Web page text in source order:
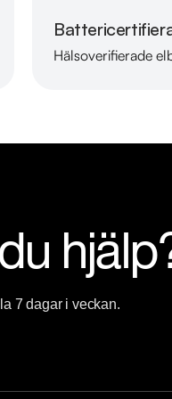
på våra bilar
finns kvar! Vi ordnar
Hälsoverifierade
7 dagar i veckan.